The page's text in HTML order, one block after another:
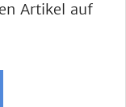
Artikel auf